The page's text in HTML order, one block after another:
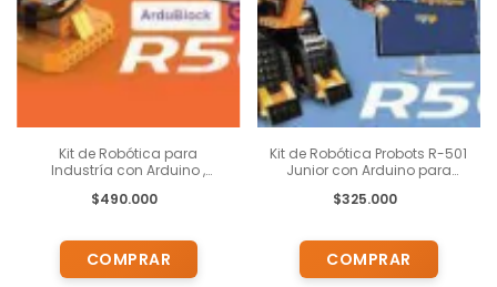
Kit de Robótica para
Industría con Arduino ,
Pedagógicas para chicos de
$490.000
Kit de Robótica Probots R-501
Junior con Arduino para
Incluye Plataforma TOMI
$325.000